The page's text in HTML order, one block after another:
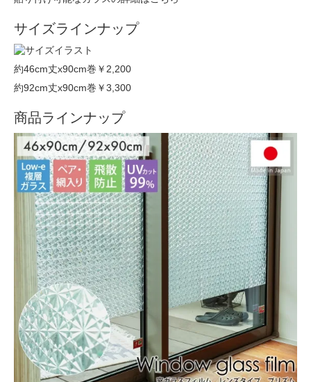
サイズラインナップ
約46cm丈x90cm巻 ￥2,200
約92cm丈x90cm巻 ￥3,300
商品ラインナップ